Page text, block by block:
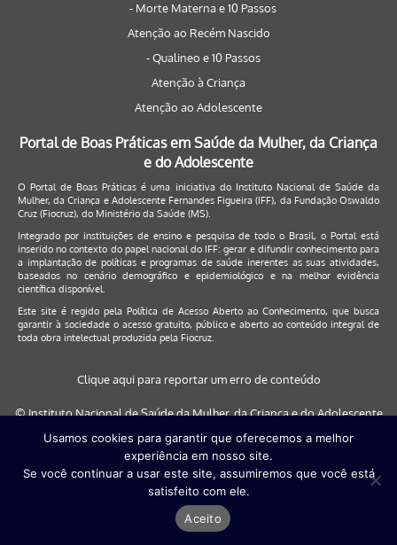
- Morte Materna e 10 Passos
Atenção ao Recém Nascido
- Qualineo e 10 Passos
Atenção à Criança
Atenção ao Adolescente
Portal de Boas Práticas em Saúde da Mulher, da Criança
e do Adolescente
O Portal de Boas Práticas é uma iniciativa do Instituto Nacional de Saúde da
Mulher, da Criança e Adolescente Fernandes Figueira (IFF), da Fundação Oswaldo
Cruz (Fiocruz), do Ministério da Saúde (MS).
Integrado por instituições de ensino e pesquisa de todo o Brasil, o Portal está
inserido no contexto do papel nacional do IFF: gerar e difundir conhecimento para
a implantação de políticas e programas de saúde inerentes as suas atividades,
baseados no cenário demográfico e epidemiológico e na melhor evidência
científica disponível.
Este site é regido pela Política de Acesso Aberto ao Conhecimento, que busca
garantir à sociedade o acesso gratuito, público e aberto ao conteúdo integral de
toda obra intelectual produzida pela Fiocruz.
Clique aqui para reportar um erro de conteúdo
© Instituto Nacional de Saúde da Mulher, da Criança e do Adolescente
Este site será melhor visualizado nos navegadores: Google Chrome (a
partir da versão 30) | Internet Explorer (a partir da versão 9) | FireFox (
a partir da versão 29)
Desenvolvido porQuattri Design
Usamos cookies para garantir que oferecemos a melhor
experiência em nosso site.
Se você continuar a usar este site, assumiremos que você está
satisfeito com ele.
Aceito